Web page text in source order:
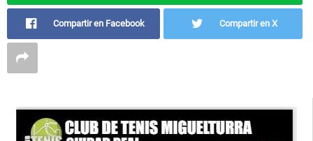
Compartir en Facebook Compartir en X